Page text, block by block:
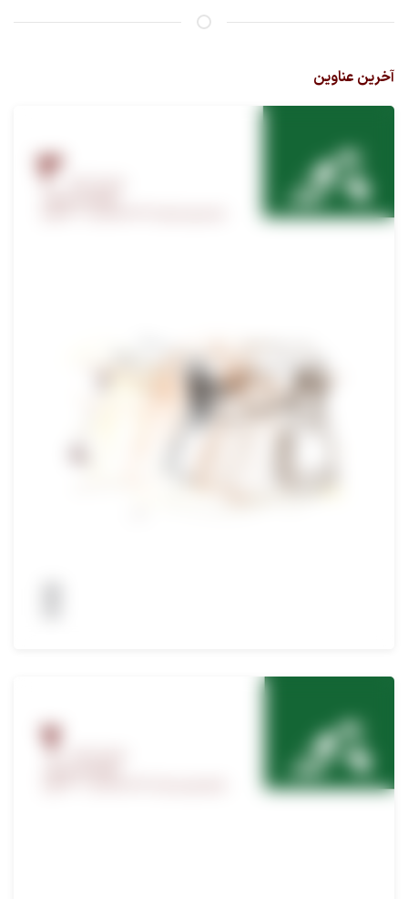
آخرین عناوین